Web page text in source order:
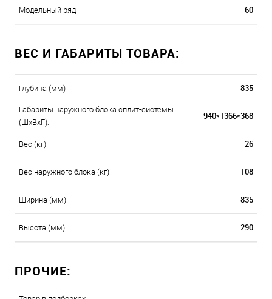
Модельный ряд 60
ВЕС И ГАБАРИТЫ ТОВАРА:
Глубина (мм) 835
Габариты наружного блока сплит-системы
(ШxВxГ):
940*1366*368
Вес (кг) 26
Вес наружного блока (кг) 108
Ширина (мм) 835
Высота (мм) 290
ПРОЧИЕ: